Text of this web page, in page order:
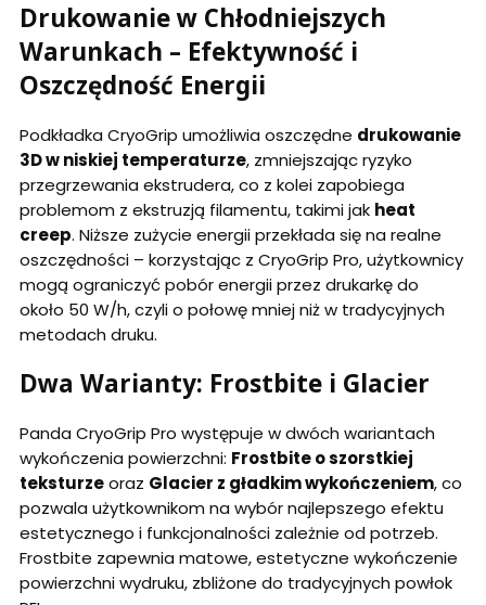
Drukowanie w Chłodniejszych
Warunkach – Efektywność i
Oszczędność Energii
Podkładka CryoGrip umożliwia oszczędne drukowanie
3D w niskiej temperaturze, zmniejszając ryzyko
przegrzewania ekstrudera, co z kolei zapobiega
problemom z ekstruzją filamentu, takimi jak heat
creep. Niższe zużycie energii przekłada się na realne
oszczędności – korzystając z CryoGrip Pro, użytkownicy
mogą ograniczyć pobór energii przez drukarkę do
około 50 W/h, czyli o połowę mniej niż w tradycyjnych
metodach druku.
Dwa Warianty: Frostbite i Glacier
Panda CryoGrip Pro występuje w dwóch wariantach
wykończenia powierzchni: Frostbite o szorstkiej
teksturzeoraz Glacier z gładkim wykończeniem, co
pozwala użytkownikom na wybór najlepszego efektu
estetycznego i funkcjonalności zależnie od potrzeb.
Frostbite zapewnia matowe, estetyczne wykończenie
powierzchni wydruku, zbliżone do tradycyjnych powłok